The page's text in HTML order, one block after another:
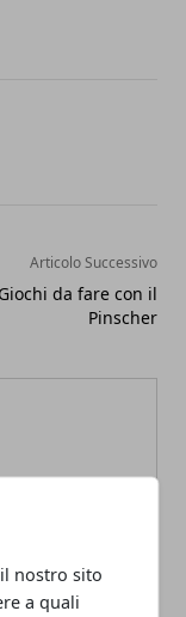
nostro sito
a quali
Articolo Successivo
Giochi da fare con il
Pinscher